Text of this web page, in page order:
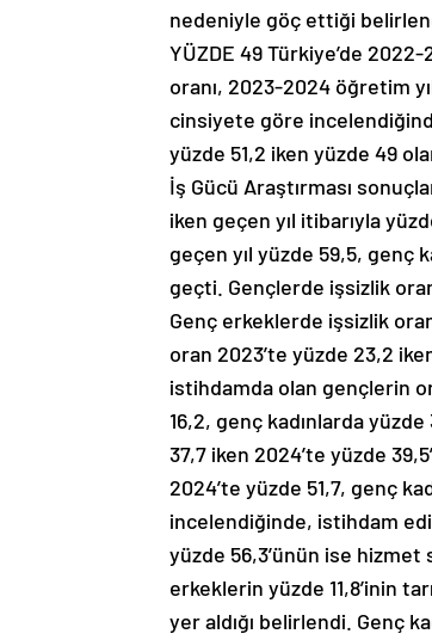
nedeniyle göç ettiği
YÜZDE 49 Türkiye’de
oranı, 2023-2024 öğretim
cinsiyete göre
yüzde 51,2 iken yüzde 49
İş Gücü Araştırması
iken geçen yıl itibarıyla
geçen yıl yüzde 59,5, genç
geçti. Gençlerde işsizlik
Genç erkeklerde işsizlik
oran 2023’te yüzde 23,2
istihdamda olan gençlerin
16,2, genç kadınlarda
37,7 iken 2024’te yüzde
2024’te yüzde 51,7, genç
incelendiğinde, istihdam
yüzde 56,3’ünün ise
erkeklerin yüzde 11,8’inin
yer aldığı belirlendi. Genç